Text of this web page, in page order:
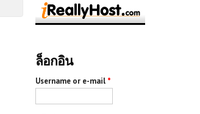
ล็อกอิน
Username or e-mail *